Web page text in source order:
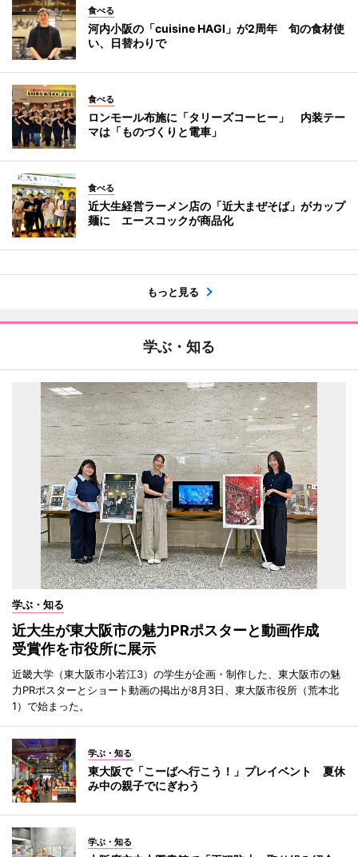
食べる
河内小阪の「cuisine HAGI」が2周年 旬の食材使
い、日替わりで
食べる
ロンモール布施に「タリーズコーヒー」 内装テー
マは「ものづくりと電車」
食べる
近大生経営ラーメン店の「近大まぜそば」がカップ
麺に エースコックが商品化
もっと見る
学ぶ・知る
学ぶ・知る
近大生が東大阪市の魅力PRポスターと動画作成
受賞作を市役所に展示
近畿大学（東大阪市小若江3）の学生が企画・制作した、東大阪市の魅
力PRポスターとショート動画の掲出が8月3日、東大阪市役所（荒本北
1）で始まった。
学ぶ・知る
東大阪で「こーばへ行こう！」プレイベント 夏休
み中の親子でにぎわう
学ぶ・知る